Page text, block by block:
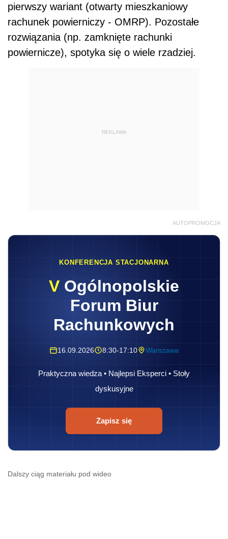
pierwszy wariant (otwarty mieszkaniowy
rachunek powierniczy - OMRP). Pozostałe
rozwiązania (np. zamknięte rachunki
powiernicze), spotyka się o wiele rzadziej.
REKLAMA
AUTOPROMOCJA
KONFERENCJA STACJONARNA
V Ogólnopolskie
Forum Biur
Rachunkowych
16.09.2026 8:30-17:10 Warszawa
Praktyczna wiedza • Najlepsi Eksperci • Stoły
dyskusyjne
Zapisz się
Dalszy ciąg materiału pod wideo